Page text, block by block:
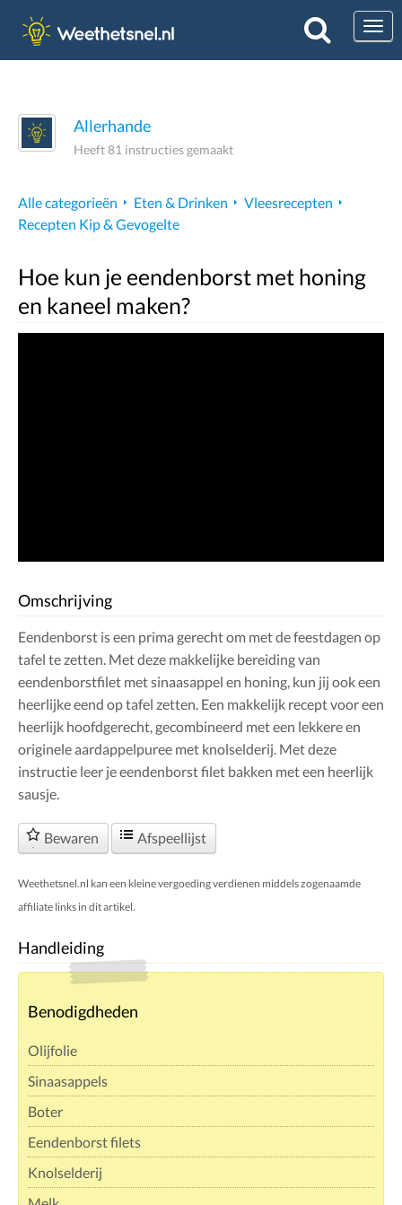
Allerhande
Heeft 81 instructies gemaakt
Alle categorieën Eten & Drinken
Vleesrecepten
Recepten Kip & Gevogelte
Hoe kun je eendenborst met honing
en kaneel maken?
Omschrijving
Eendenborst is een prima gerecht om met de feestdagen op
tafel te zetten. Met deze makkelijke bereiding van
eendenborstfilet met sinaasappel en honing, kun jij ook een
heerlijke eend op tafel zetten. Een makkelijk recept voor een
heerlijk hoofdgerecht, gecombineerd met een lekkere en
originele aardappelpuree met knolselderij. Met deze
instructie leer je eendenborst filet bakken met een heerlijk
sausje.
Bewaren Afspeellijst
Weethetsnel.nl kan een kleine vergoeding verdienen middels zogenaamde
affiliate links in dit artikel.
Handleiding
Benodigdheden
Olijfolie
Sinaasappels
Boter
Eendenborst filets
Knolselderij